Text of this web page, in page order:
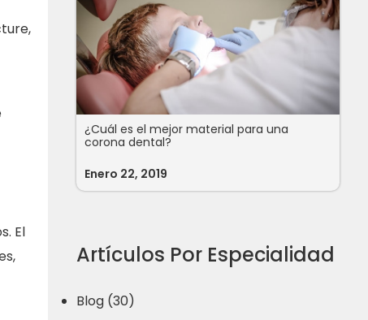
El
¿Cuál es el mejor material para una
corona dental?
Enero 22, 2019
Artículos Por Especialidad
Blog (30)